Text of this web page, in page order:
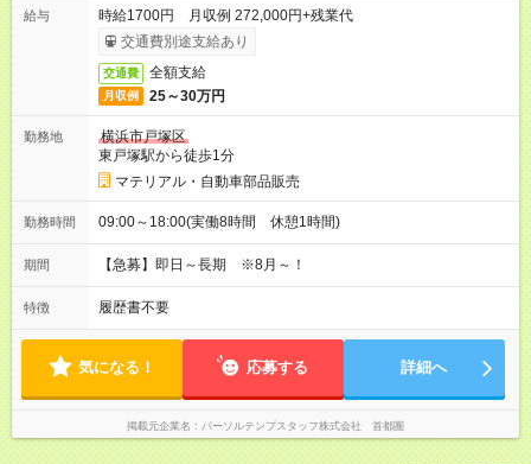
給与
時給1700円 月収例 272,000円+残業代
交通費別途支給あり
交通費 全額支給
月収例 25～30万円
勤務地
横浜市戸塚区
東戸塚駅から徒歩1分
マテリアル・自動車部品販売
勤務時間 09:00～18:00(実働8時間 休憩1時間)
期間 【急募】即日～長期 ※8月～！
特徴 履歴書不要
気になる！ 応募する 詳細へ
掲載元企業名 パーソルテンプスタッフ株式会社 首都圏